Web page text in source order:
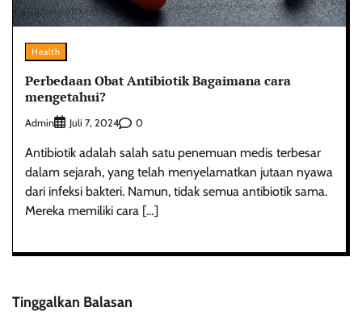
Health
Perbedaan Obat Antibiotik Bagaimana cara
mengetahui?
Admin Juli 7, 2024 0
Antibiotik adalah salah satu penemuan medis terbesar
dalam sejarah, yang telah menyelamatkan jutaan nyawa
dari infeksi bakteri. Namun, tidak semua antibiotik sama.
Mereka memiliki cara […]
Tinggalkan Balasan